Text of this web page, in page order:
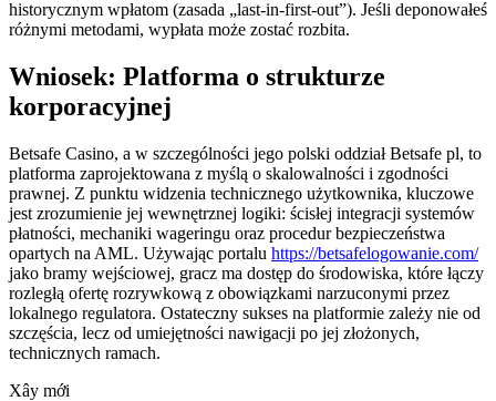
historycznym wpłatom (zasada „last-in-first-out”). Jeśli deponowałeś
różnymi metodami, wypłata może zostać rozbita.
Wniosek: Platforma o strukturze
korporacyjnej
Betsafe Casino, a w szczególności jego polski oddział Betsafe pl, to
platforma zaprojektowana z myślą o skalowalności i zgodności
prawnej. Z punktu widzenia technicznego użytkownika, kluczowe
jest zrozumienie jej wewnętrznej logiki: ścisłej integracji systemów
płatności, mechaniki wageringu oraz procedur bezpieczeństwa
opartych na AML. Używając portalu https://betsafelogowanie.com/
jako bramy wejściowej, gracz ma dostęp do środowiska, które łączy
rozległą ofertę rozrywkową z obowiązkami narzuconymi przez
lokalnego regulatora. Ostateczny sukses na platformie zależy nie od
szczęścia, lecz od umiejętności nawigacji po jej złożonych,
technicznych ramach.
Xây mới